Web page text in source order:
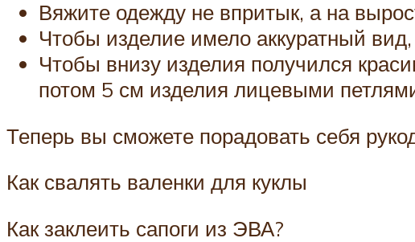
Вяжите одежду не впритык, а на
Чтобы изделие имело аккуратный
Чтобы внизу изделия получился
потом 5 см изделия лицевыми
Теперь вы сможете порадовать себя
Как свалять валенки для куклы
Как заклеить сапоги из ЭВА?